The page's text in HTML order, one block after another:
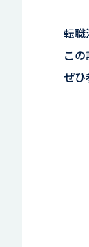
転職
こ
ぜひ